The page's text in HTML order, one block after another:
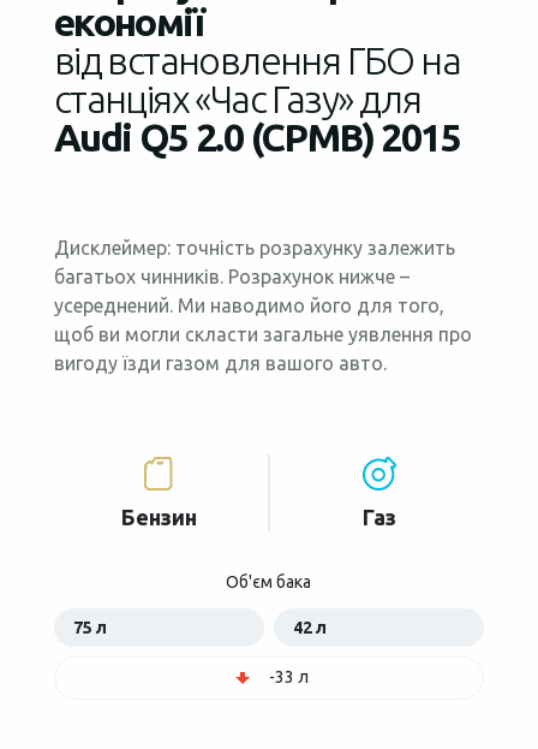
економії
від встановлення ГБО на
станціях «Час Газу» для
Audi Q5 2.0 (CPMB) 2015
Дисклеймер: точність розрахунку залежить
багатьох чинників. Розрахунок нижче –
усереднений. Ми наводимо його для того,
щоб ви могли скласти загальне уявлення про
вигоду їзди газом для вашого авто.
Бензин Газ
Об'єм бака
75 л 42 л
-33 л